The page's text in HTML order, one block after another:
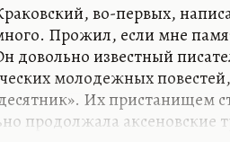
во-первых,
Прожил, если мне
довольно известный
молодежных
Их пристанищем
продолжала аксеновские